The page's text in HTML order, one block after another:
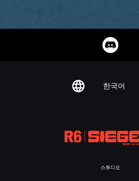
한국어
스튜디오